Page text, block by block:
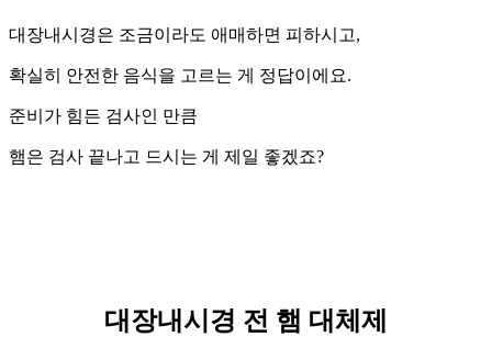
대장내시경은 조금이라도 애매하면 피하시고,
확실히 안전한 음식을 고르는 게 정답이에요.
준비가 힘든 검사인 만큼
햄은 검사 끝나고 드시는 게 제일 좋겠죠?
대장내시경 전 햄 대체제